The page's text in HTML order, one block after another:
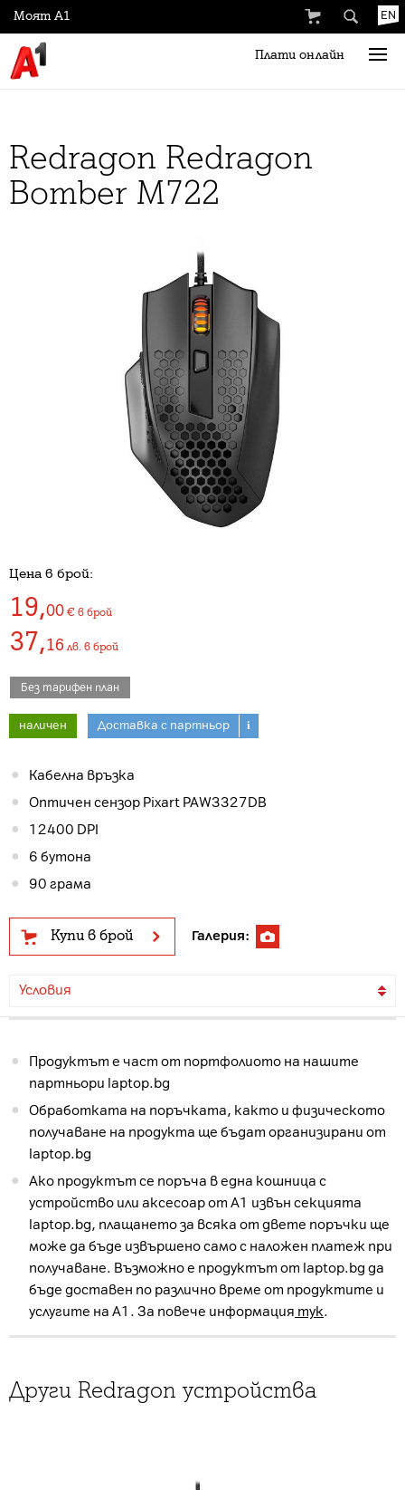
EN
Плати онлайн
Моят А1
Redragon Redragon
Bomber M722
Цена в брой:
19,00 € в брой
37,16 лв. в брой
Без тарифен план
наличен Доставка с партньор i
Кабелна връзка
Оптичен сензор Pixart PAW3327DB
12400 DPI
6 бутона
90 грама
Купи в брой Галерия:
Условия
Продуктът е част от портфолиото на нашите
партньори laptop.bg
Обработката на поръчката, както и физическото
получаване на продукта ще бъдат организирани от
laptop.bg
Ако продуктът се поръча в една кошница с
устройство или аксесоар от А1 извън секцията
laptop.bg, плащането за всяка от двете поръчки ще
може да бъде извършено само с наложен платеж при
получаване. Възможно е продуктът от laptop.bg да
бъде доставен по различно време от продуктите и
услугите на А1. За повече информация тук.
Други Redragon устройства